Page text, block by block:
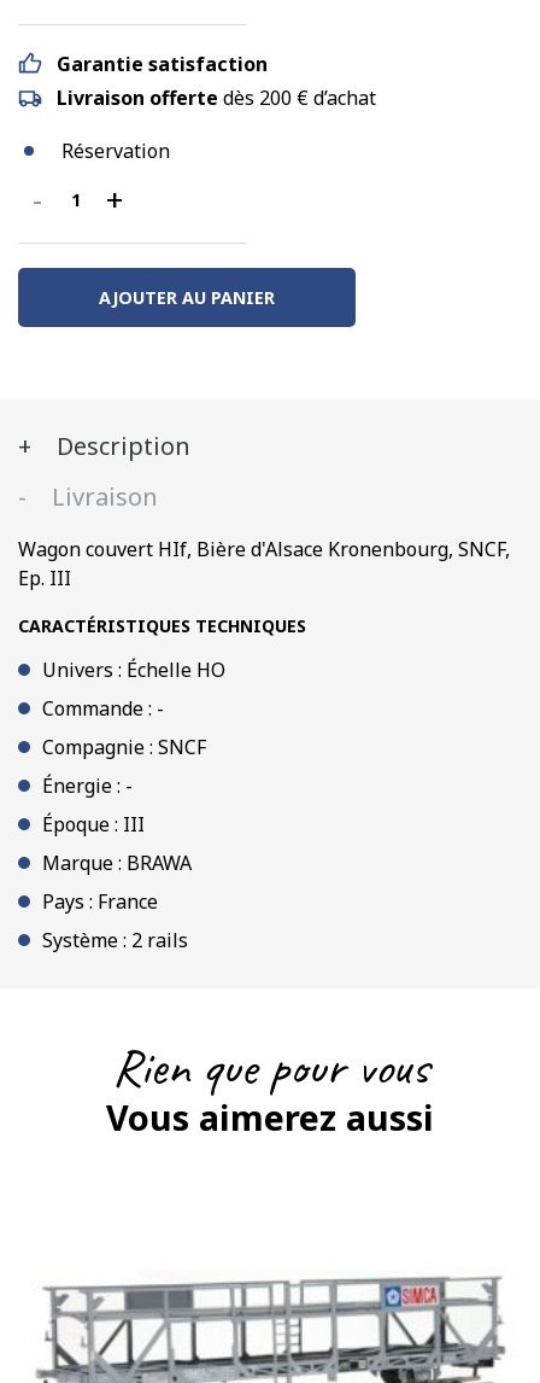
Garantie satisfaction
Livraison offerte dès 200 € d’achat
Réservation
-
quantité
de
Wagon
HIf,
SNCF,
III
+
AJOUTER AU PANIER
Description
Livraison
Wagon couvert HIf, Bière d'Alsace Kronenbourg, SNCF,
Ep. III
CARACTÉRISTIQUES TECHNIQUES
Univers : Échelle HO
Commande : -
Compagnie : SNCF
Énergie : -
Époque : III
Marque : BRAWA
Pays : France
Système : 2 rails
Rien que pour vous
Vous aimerez aussi